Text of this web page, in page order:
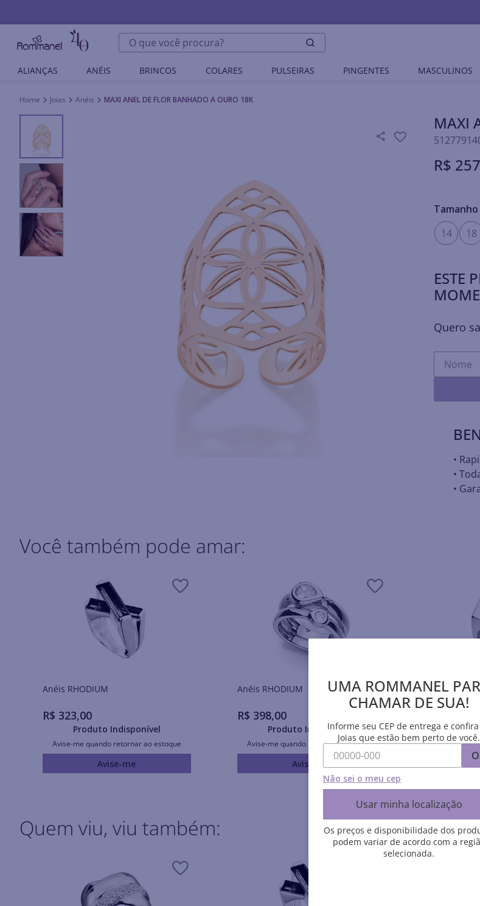
O que você procura?
ALIANÇAS ANÉIS BRINCOS COLARES PULSEIRAS PINGENTES MASCULINOS
Joias Anéis MAXI ANEL DE FLOR BANHADO A OURO 18K
MAXI
R$ 257
Tamanho
14
18
ESTE
Quero
•
•
•
Você também pode amar:
Anéis RHODIUM
R$ 323,00
Produto Indisponível
Avise-me quando retornar ao estoque
Avise-me
Anéis RHODIUM
R$ 398,00
Produto Indisponível
Avise-me quando retornar ao estoque
Avise-me
Anéis
Avise-me
Quem viu, viu também:
UMA ROMMANEL
CHAMAR DE SUA!
Informe seu CEP de entrega e confira
Joias que estão bem perto de você.
Não sei o meu cep
Usar minha localização
Os preços e disponibilidade dos
podem variar de acordo com a
selecionada.